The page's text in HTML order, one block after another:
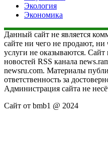
Экология
Экономика
Данный сайт не является
сайте ни чего не продают,
услуги не оказываются. Сайт
новостей RSS канала
newsru.com. Материалы
ответственность за
Администрация сайта не
Сайт от bmb1 @ 2024